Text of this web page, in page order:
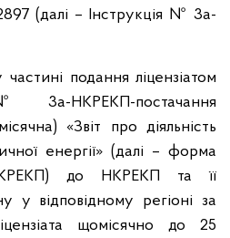
(далі – Інструкція № 3а-
подання ліцензіатом
3а-НКРЕКП-постачання
«Звіт про діяльність
енергії» (далі – форма
до НКРЕКП та її
у відповідному регіоні за
щомісячно до 25